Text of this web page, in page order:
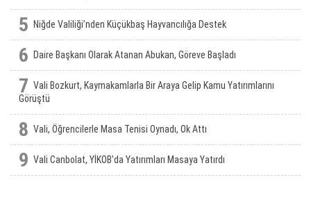
5 Niğde Valiliği’nden Küçükbaş Hayvancılığa Destek
6 Daire Başkanı Olarak Atanan Abukan, Göreve Başladı
7 Vali Bozkurt, Kaymakamlarla Bir Araya Gelip Kamu Yatırımlarını
Görüştü
8 Vali, Öğrencilerle Masa Tenisi Oynadı, Ok Attı
9 Vali Canbolat, YİKOB'da Yatırımları Masaya Yatırdı